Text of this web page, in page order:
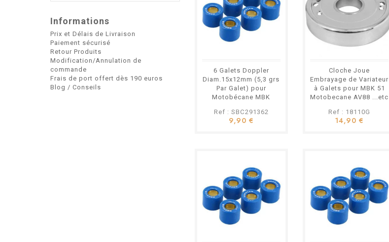
Informations
Prix et Délais de Livraison
Paiement sécurisé
Retour Produits
Modification/Annulation de
commande
Frais de port offert dès 190 euros
Blog / Conseils
6 Galets Doppler
Diam.15x12mm (5,3 grs
Par Galet) pour
Motobécane MBK
Ref : SBC291362
9,90 €
Cloche Joue
Embrayage de Variateur
à Galets pour MBK 51
Motobecane AV88 ...etc
Ref : 18110G
14,90 €